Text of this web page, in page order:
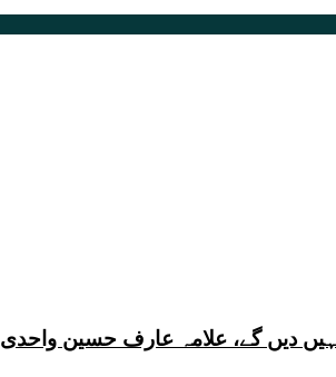
دیں گے، علامہ عارف حسین واحدی